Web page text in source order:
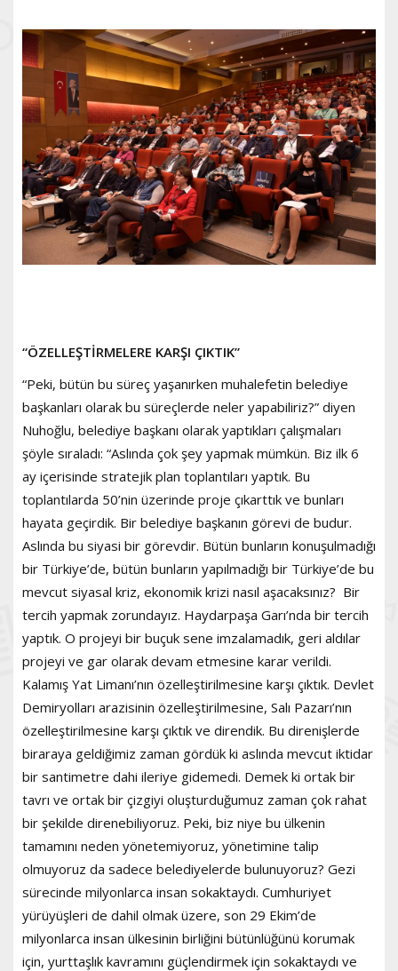
“ÖZELLEŞTİRMELERE KARŞI ÇIKTIK”
“Peki, bütün bu süreç yaşanırken muhalefetin belediye
başkanları olarak bu süreçlerde neler yapabiliriz?” diyen
Nuhoğlu, belediye başkanı olarak yaptıkları çalışmaları
şöyle sıraladı: “Aslında çok şey yapmak mümkün. Biz ilk 6
ay içerisinde stratejik plan toplantıları yaptık. Bu
toplantılarda 50’nin üzerinde proje çıkarttık ve bunları
hayata geçirdik. Bir belediye başkanın görevi de budur.
Aslında bu siyasi bir görevdir. Bütün bunların konuşulmadığı
bir Türkiye’de, bütün bunların yapılmadığı bir Türkiye’de bu
mevcut siyasal kriz, ekonomik krizi nasıl aşacaksınız? Bir
tercih yapmak zorundayız. Haydarpaşa Garı’nda bir tercih
yaptık. O projeyi bir buçuk sene imzalamadık, geri aldılar
projeyi ve gar olarak devam etmesine karar verildi.
Kalamış Yat Limanı’nın özelleştirilmesine karşı çıktık. Devlet
Demiryolları arazisinin özelleştirilmesine, Salı Pazarı’nın
özelleştirilmesine karşı çıktık ve direndik. Bu direnişlerde
biraraya geldiğimiz zaman gördük ki aslında mevcut iktidar
bir santimetre dahi ileriye gidemedi. Demek ki ortak bir
tavrı ve ortak bir çizgiyi oluşturduğumuz zaman çok rahat
bir şekilde direnebiliyoruz. Peki, biz niye bu ülkenin
tamamını neden yönetemiyoruz, yönetimine talip
olmuyoruz da sadece belediyelerde bulunuyoruz? Gezi
sürecinde milyonlarca insan sokaktaydı. Cumhuriyet
yürüyüşleri de dahil olmak üzere, son 29 Ekim’de
milyonlarca insan ülkesinin birliğini bütünlüğünü korumak
için, yurttaşlık kavramını güçlendirmek için sokaktaydı ve